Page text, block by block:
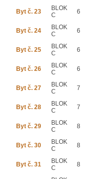
Byt č. 23
BLOK
C
6
Byt č. 24
BLOK
C
6
Byt č. 25
BLOK
C
6
Byt č. 26
BLOK
C
6
Byt č. 27
BLOK
C
7
Byt č. 28
BLOK
C
7
Byt č. 29
BLOK
C
8
Byt č. 30
BLOK
C
8
Byt č. 31
BLOK
C
8